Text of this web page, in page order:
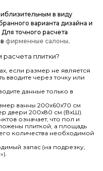
в виду
варианта дизайна и
точного расчета
фирменные салоны.
расчета плитки?
если размер не является
вводите через точку или
данные только в
ванны 200х60х70 см
двери 200х80 см (ВхШ).
означает, что пол и
плиткой, а площадь
количества необходимой
запас (на подрезку,